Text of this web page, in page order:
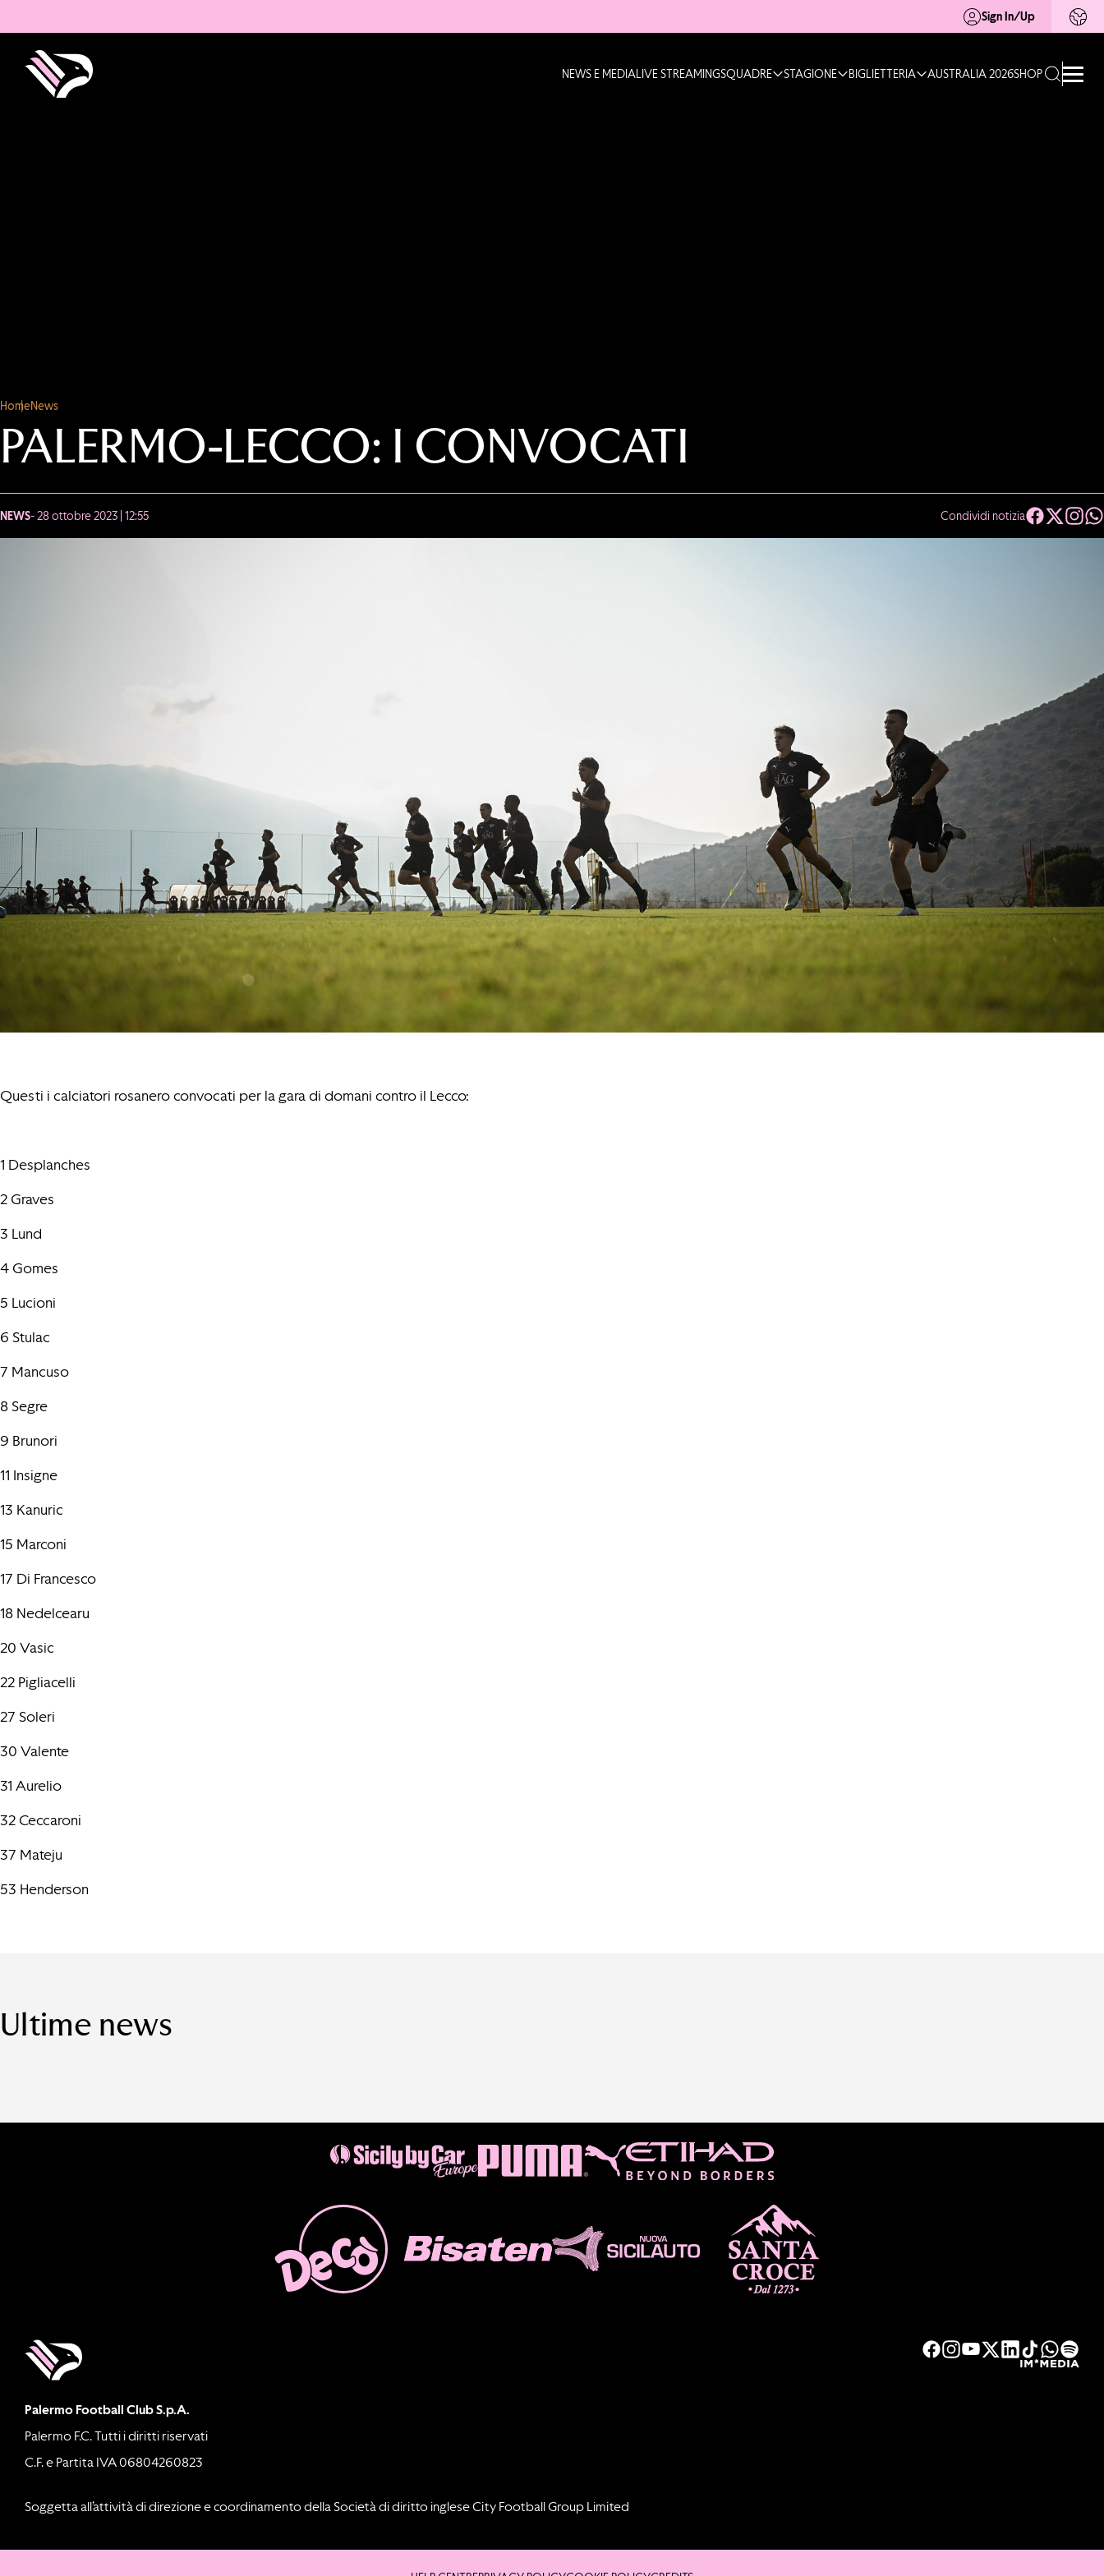
Sign In/Up
NEWS E MEDIALIVE STREAMINGSQUADRE STAGIONE BIGLIETTERIA AUSTRALIA 2026SHOP
HomeNews
PALERMO-LECCO: I CONVOCATI
NEWS- 28 ottobre 2023 | 12:55 Condividi notizia
Questi i calciatori rosanero convocati per la gara di domani contro il Lecco:
1 Desplanches
2 Graves
3 Lund
4 Gomes
5 Lucioni
6 Stulac
7 Mancuso
8 Segre
9 Brunori
11 Insigne
13 Kanuric
15 Marconi
17 Di Francesco
18 Nedelcearu
20 Vasic
22 Pigliacelli
27 Soleri
30 Valente
31 Aurelio
32 Ceccaroni
37 Mateju
53 Henderson
Ultime news
Palermo Football Club S.p.A.
Palermo F.C. Tutti i diritti riservati
C.F. e Partita IVA 06804260823
Soggetta all’attività di direzione e coordinamento della Società di diritto inglese City Football Group Limited